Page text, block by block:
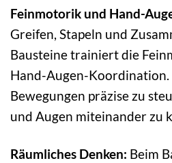
Feinmotorik und Hand-
Greifen, Stapeln und
Bausteine trainiert die
Hand-Augen-
Bewegungen präzise zu
und Augen miteinander zu
Räumliches Denken: Beim